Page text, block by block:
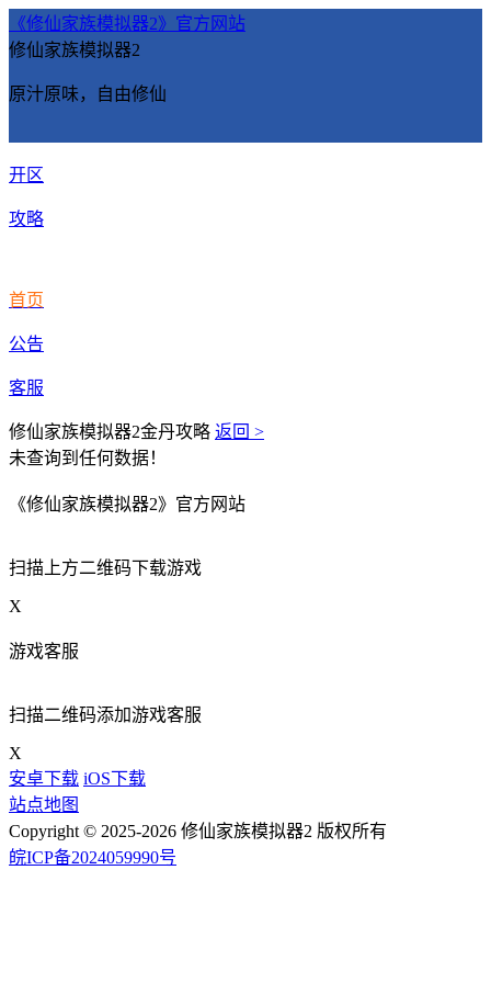
《修仙家族模拟器2》官方网站
修仙家族模拟器2
原汁原味，自由修仙
开区
攻略
首页
公告
客服
修仙家族模拟器2金丹攻略 返回 >
未查询到任何数据！
《修仙家族模拟器2》官方网站
扫描上方二维码下载游戏
X
游戏客服
扫描二维码添加游戏客服
X
安卓下载 iOS下载
站点地图
Copyright © 2025-2026 修仙家族模拟器2 版权所有
皖ICP备2024059990号